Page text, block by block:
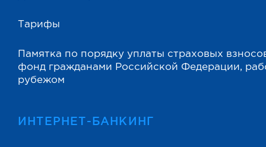
Тарифы
Памятка по порядку уплаты страховых
фонд гражданами Российской Федерации,
рубежом
ИНТЕРНЕТ-БАНКИНГ